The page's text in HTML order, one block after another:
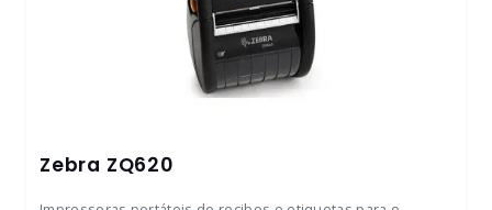
Zebra ZQ620